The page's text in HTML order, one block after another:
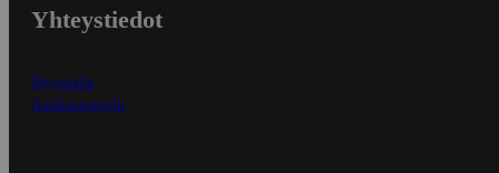
Yhteystiedot
Myymälät
Asiakaspalvelu